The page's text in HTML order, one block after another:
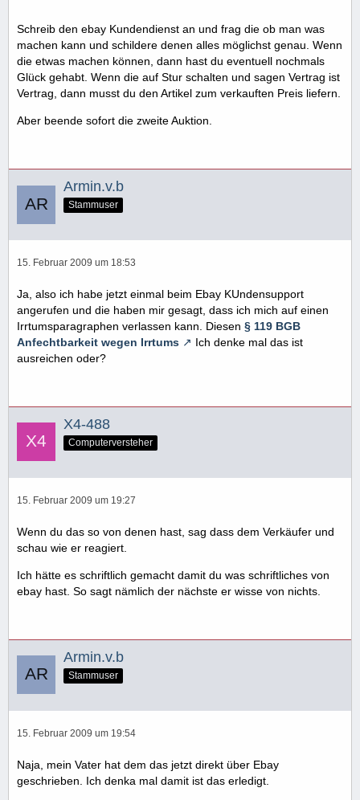
Schreib den ebay Kundendienst an und frag die ob man was
machen kann und schildere denen alles möglichst genau. Wenn
die etwas machen können, dann hast du eventuell nochmals
Glück gehabt. Wenn die auf Stur schalten und sagen Vertrag ist
Vertrag, dann musst du den Artikel zum verkauften Preis liefern.
Aber beende sofort die zweite Auktion.
Armin.v.b
Stammuser
15. Februar 2009 um 18:53
Ja, also ich habe jetzt einmal beim Ebay KUndensupport
angerufen und die haben mir gesagt, dass ich mich auf einen
Irrtumsparagraphen verlassen kann. Diesen § 119 BGB
Anfechtbarkeit wegen Irrtums
Ich denke mal das ist
ausreichen oder?
X4-488
Computerversteher
15. Februar 2009 um 19:27
Wenn du das so von denen hast, sag dass dem Verkäufer und
schau wie er reagiert.
Ich hätte es schriftlich gemacht damit du was schriftliches von
ebay hast. So sagt nämlich der nächste er wisse von nichts.
Armin.v.b
Stammuser
15. Februar 2009 um 19:54
Naja, mein Vater hat dem das jetzt direkt über Ebay
geschrieben. Ich denka mal damit ist das erledigt.